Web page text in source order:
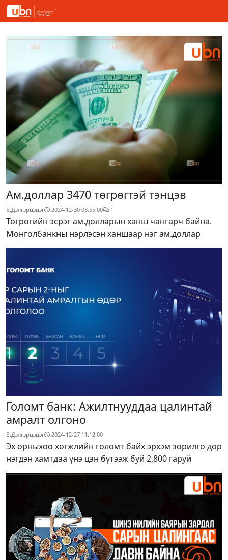
Ам.доллар 3470 төгрөгтэй тэнцэв
Б.Дэлгэрцэцэг 2024-12-30 08:55:00 1
Төгрөгийн эсрэг ам.долларын ханш чангарч байна.
Монголбанкны нэрлэсэн ханшаар нэг ам.доллар
Голомт банк: Ажилтнууддаа цалинтай
амралт олгоно
Б.Дэлгэрцэцэг 2024-12-27 11:12:00
Эх орныхоо хөгжлийн голомт байх эрхэм зорилго дор
нэгдэн хамтдаа үнэ цэн бүтээж буй 2,800 гаруй